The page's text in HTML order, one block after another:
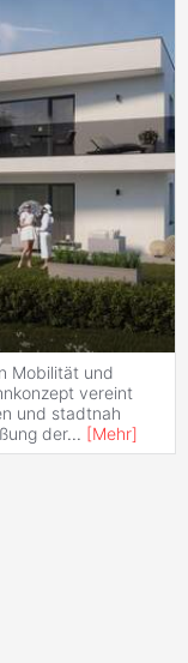
Mobilität und
vereint
und stadtnah
der... [Mehr]